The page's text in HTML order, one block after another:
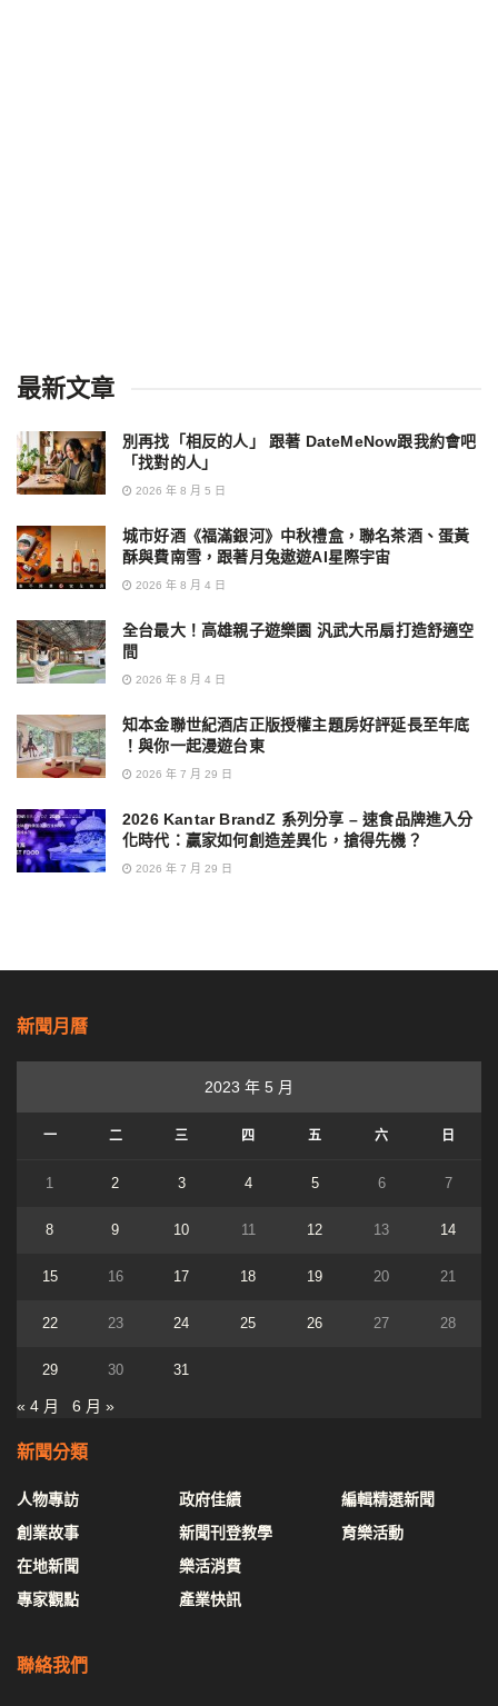
最新文章
別再找「相反的人」 跟著 DateMeNow跟我約會吧
「找對的人」
2026 年 8 月 5 日
城市好酒《福滿銀河》中秋禮盒，聯名茶酒、蛋黃
酥與費南雪，跟著月兔遨遊AI星際宇宙
2026 年 8 月 4 日
全台最大！高雄親子遊樂園 汎武大吊扇打造舒適空
間
2026 年 8 月 4 日
知本金聯世紀酒店正版授權主題房好評延長至年底
！與你一起漫遊台東
2026 年 7 月 29 日
2026 Kantar BrandZ 系列分享 – 速食品牌進入分
化時代：贏家如何創造差異化，搶得先機？
2026 年 7 月 29 日
新聞月曆
2023 年 5 月
一 二 三 四 五 六 日
1 2 3 4 5 6 7
8 9 10 11 12 13 14
15 16 17 18 19 20 21
22 23 24 25 26 27 28
29 30 31
« 4 月 6 月 »
新聞分類
人物專訪
創業故事
在地新聞
專家觀點
政府佳績
新聞刊登教學
樂活消費
產業快訊
編輯精選新聞
育樂活動
聯絡我們